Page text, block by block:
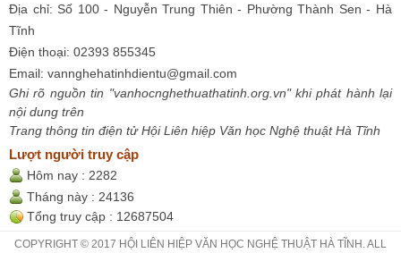
Địa chỉ: Số 100 - Nguyễn Trung Thiên - Phường Thành Sen - Hà
Tĩnh
Điện thoại: 02393 855345
Email: vannghehatinhdientu@gmail.com
Ghi rõ nguồn tin "vanhocnghethuathatinh.org.vn" khi phát hành lại
nội dung trên
Trang thông tin điện tử Hội Liên hiệp Văn học Nghệ thuật Hà Tĩnh
Lượt người truy cập
Hôm nay : 2282
Tháng này : 24136
Tổng truy cập : 12687504
COPYRIGHT © 2017 HỘI LIÊN HIỆP VĂN HỌC NGHỆ THUẬT HÀ TĨNH. ALL